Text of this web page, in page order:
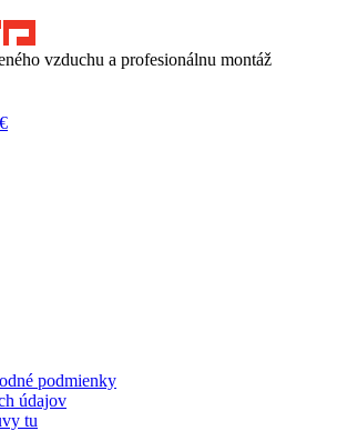
vzduchu a profesionálnu montáž
€
podmienky
údajov
tu